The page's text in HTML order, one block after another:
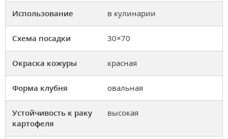
Использование в кулинарии
Схема посадки 30×70
Окраска кожуры красная
Форма клубня овальная
Устойчивость к раку
картофеля
высокая